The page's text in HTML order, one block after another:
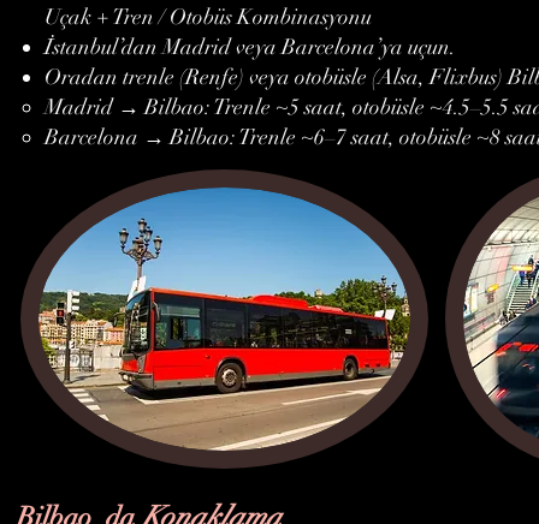
Uçak + Tren / Otobüs Kombinasyonu
İstanbul’dan Madrid veya Barcelona’ya uçun.
Oradan trenle (Renfe) veya otobüsle (Alsa, Flixbus)
Madrid → Bilbao: Trenle ~5 saat, otobüsle ~4.5–5.5
Barcelona → Bilbao: Trenle ~6–7 saat, otobüsle ~8
Bilbao daKonaklama